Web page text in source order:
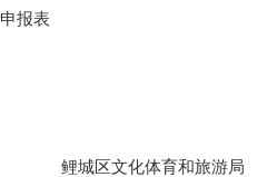
申报表
鲤城区文化体育和旅游局